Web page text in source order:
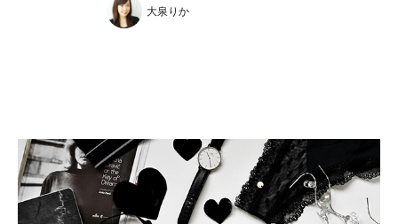
大泉りか